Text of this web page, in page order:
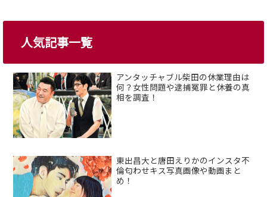
人気記事一覧
アンタッチャブル柴田の休業理由は
何？女性問題や逮捕冤罪と休養の真
相を調査！
東出昌大と唐田えりかのインスタ不
倫匂わせキス写真画像や動画まと
め！